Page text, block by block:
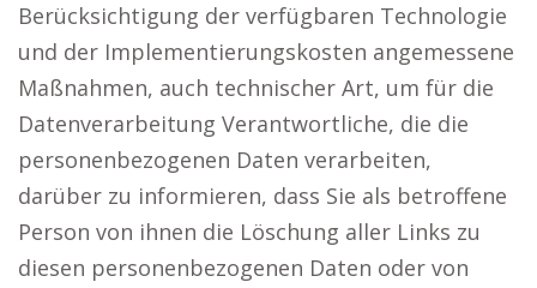
Berücksichtigung der verfügbaren Technologie
und der Implementierungskosten angemessene
Maßnahmen, auch technischer Art, um für die
Datenverarbeitung Verantwortliche, die die
personenbezogenen Daten verarbeiten,
darüber zu informieren, dass Sie als betroffene
Person von ihnen die Löschung aller Links zu
diesen personenbezogenen Daten oder von